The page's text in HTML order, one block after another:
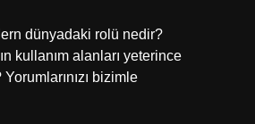
dünyadaki rolü nedir?
kullanım alanları yeterince
bizimle